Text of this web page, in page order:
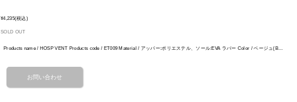
¥4,235(税込)
SOLD OUT
Products name / HOSP VENT Products code / ET009 Material / アッパー:ポリエステル、ソール:EVA ラバー Color / ベージュ(B…